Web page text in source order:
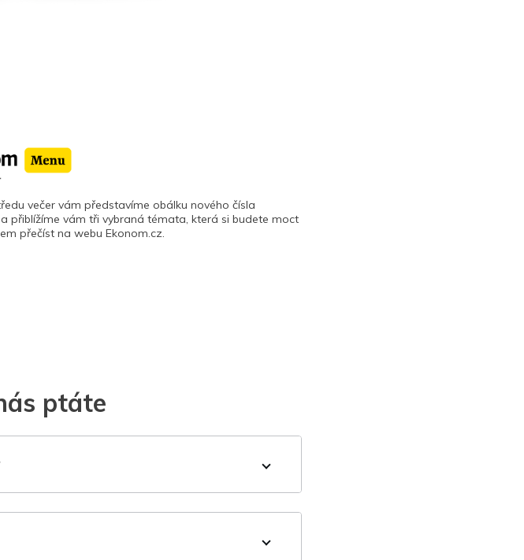
večer vám představíme obálku nového čísla
přiblížíme vám tři vybraná témata, která si budete moct
přečíst na webu Ekonom.cz.
ptáte